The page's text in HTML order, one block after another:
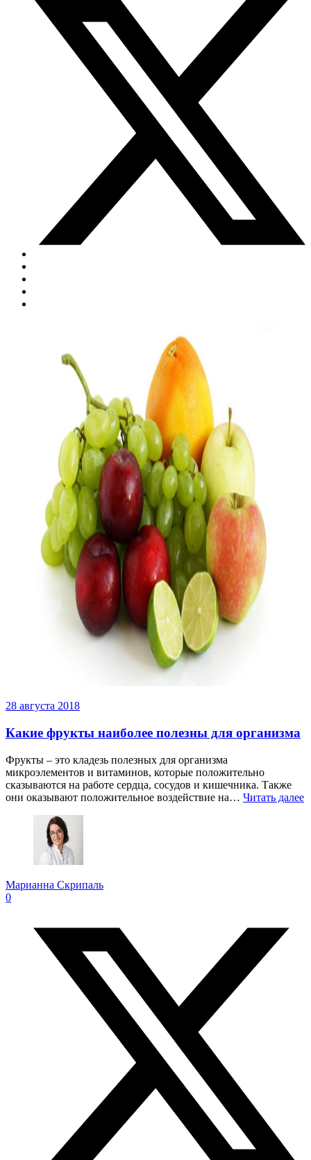
28 августа 2018
Какие фрукты наиболее полезны для организма
Фрукты – это кладезь полезных для организма
микроэлементов и витаминов, которые положительно
сказываются на работе сердца, сосудов и кишечника. Также
они оказывают положительное воздействие на… Читать далее
Марианна Скрипаль
0